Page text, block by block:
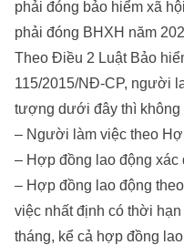
phải đóng bảo hiểm xã
phải đóng BHXH năm
Theo Điều 2 Luật Bảo
115/2015/NĐ-CP, người
tượng dưới đây thì không
– Người làm việc theo
– Hợp đồng lao động xác
– Hợp đồng lao động
việc nhất định có thời
tháng, kể cả hợp đồng